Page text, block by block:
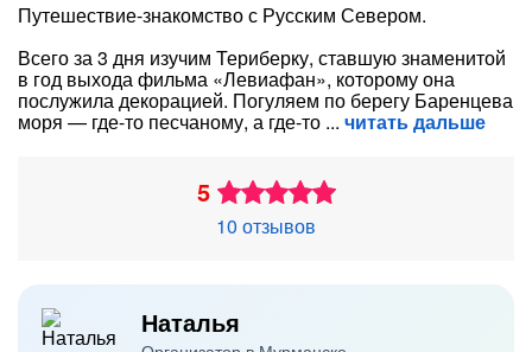
Путешествие-знакомство с Русским Севером.
Всего за 3 дня изучим Териберку, ставшую знаменитой
в год выхода фильма «Левиафан», которому она
послужила декорацией. Погуляем по берегу Баренцева
моря — где-то песчаному, а где-то читать дальше
5
10 отзывов
Наталья